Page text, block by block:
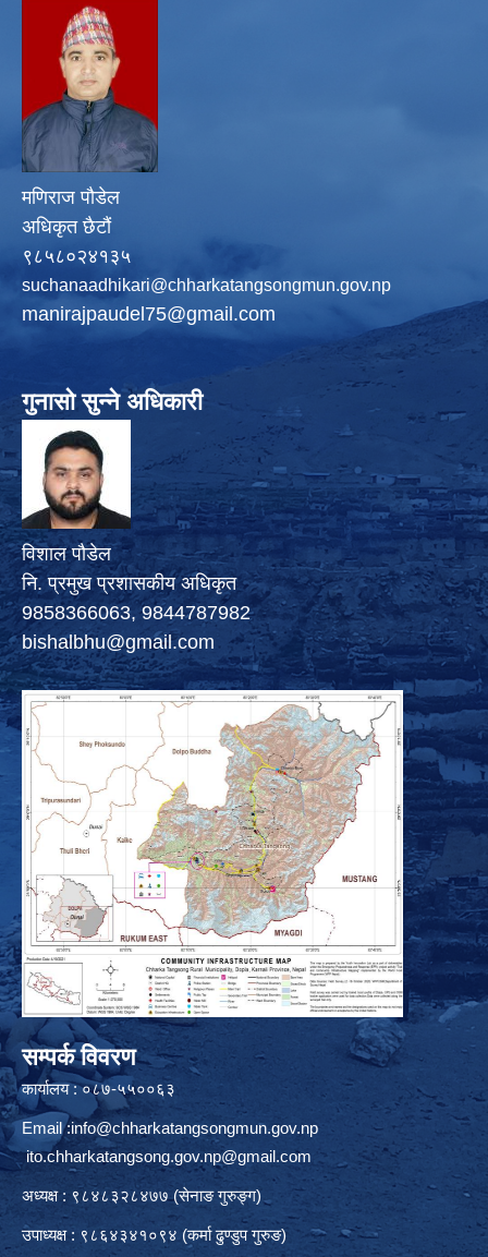
मणिराज पौडेल
अधिकृत छैटौं
९८५८०२४१३५
suchanaadhikari@chharkatangsongmun.gov.np
manirajpaudel75@gmail.com
गुनासो सुन्ने अधिकारी
विशाल पौडेल
नि. प्रमुख प्रशासकीय अधिकृत
9858366063, 9844787982
bishalbhu@gmail.com
सम्पर्क विवरण
कार्यालय : ०८७-५५००६३
Email :info@chharkatangsongmun.gov.np
ito.chharkatangsong.gov.np@gmail.com
अध्यक्ष : ९८४८३२८४७७ (सेनाङ गुरुङ्ग)
उपाध्यक्ष : ९८६४३४१०९४ (कर्मा ढुण्डुप गुरुङ)